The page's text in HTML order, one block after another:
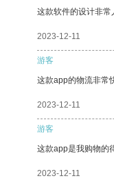
这款软件的设计非常
2023-12-11
游客
这款app的物流非常
2023-12-11
游客
这款app是我购物的
2023-12-11